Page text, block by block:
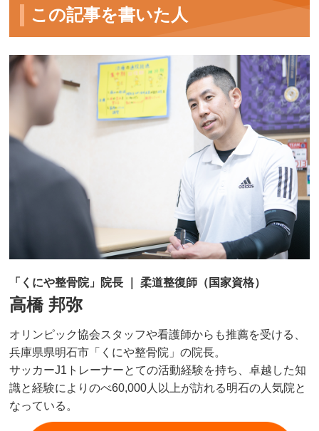
この記事を書いた人
「くにや整骨院」院長 ｜ 柔道整復師（国家資格）
高橋 邦弥
オリンピック協会スタッフや看護師からも推薦を受ける、
兵庫県県明石市「くにや整骨院」の院長。
サッカーJ1トレーナーとての活動経験を持ち、卓越した知
識と経験によりのべ60,000人以上が訪れる明石の人気院と
なっている。